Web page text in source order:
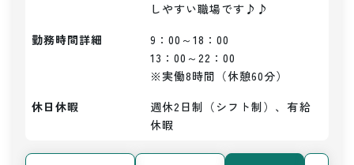
しやすい職場です♪♪
勤務時間詳細
9：00～18：00
13：00～22：00
※実働8時間（休憩60分）
休日休暇
週休2日制（シフト制）、有給
休暇